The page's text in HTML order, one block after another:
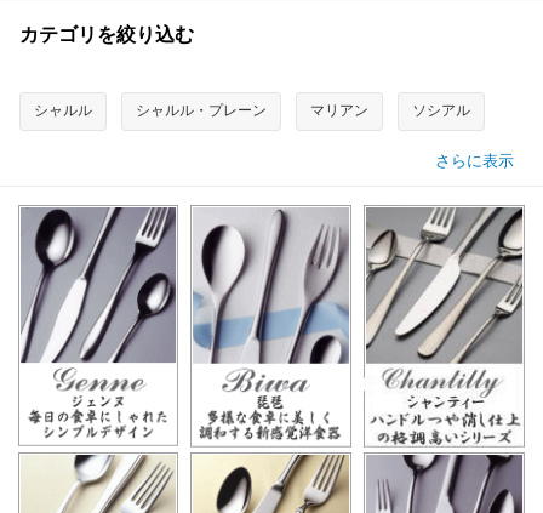
カテゴリを絞り込む
シャルル シャルル・プレーン マリアン ソシアル
さらに表示